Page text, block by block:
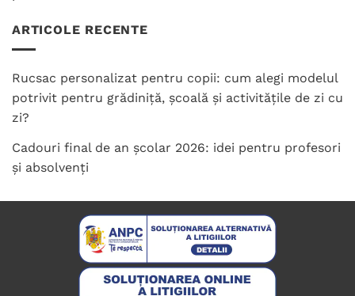
ARTICOLE RECENTE
Rucsac personalizat pentru copii: cum alegi modelul
potrivit pentru grădiniță, școală și activitățile de zi cu
zi?
Cadouri final de an școlar 2026: idei pentru profesori
și absolvenți